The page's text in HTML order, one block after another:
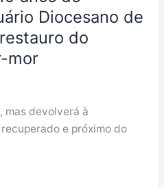
Diocesano de
do
mor
mas devolverá à
e próximo do